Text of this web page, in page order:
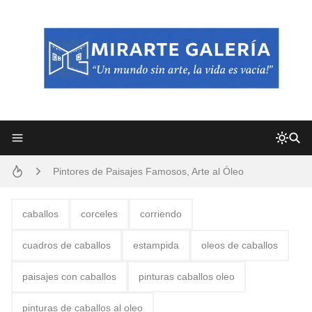
Pintores de Paisajes Famosos, Arte al Óleo
caballos corceles corriendo
cuadros de caballos estampida oleos de caballos
paisajes con caballos pinturas caballos oleo
pinturas de caballos al oleo